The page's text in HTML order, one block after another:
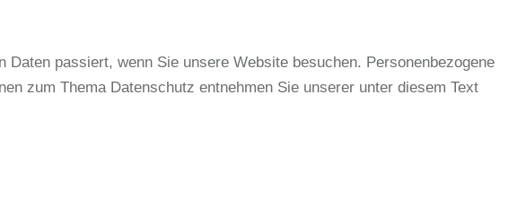
passiert, wenn Sie unsere Website besuchen. Personenbezogene
zum Thema Datenschutz entnehmen Sie unserer unter diesem Text